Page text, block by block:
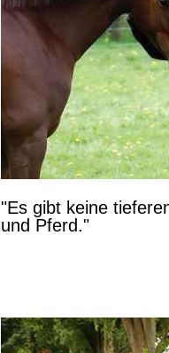
"Es gibt keine
und Pferd."